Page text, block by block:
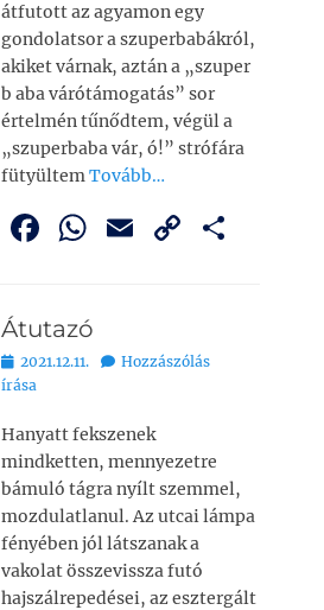
átfutott az agyamon egy
gondolatsor a szuperbabákról,
akiket várnak, aztán a „szuper
b aba várótámogatás” sor
értelmén tűnődtem, végül a
„szuperbaba vár, ó!” strófára
fütyültemTovább…
F
e
b
o
o
k
W
s
A
p
p
E
C
y
Li
k
Átutazó
Bejegyezve
2021.12.11.
Hozzászólás
írása
Hanyatt fekszenek
mindketten, mennyezetre
bámuló tágra nyílt szemmel,
mozdulatlanul. Az utcai lámpa
fényében jól látszanak a
vakolat összevissza futó
hajszálrepedései, az esztergált